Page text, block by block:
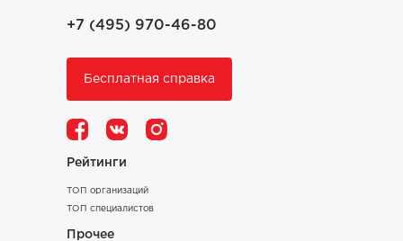
+7 (495) 970-46-80
Бесплатная справка
Рейтинги
ТОП организаций
ТОП специалистов
Прочее